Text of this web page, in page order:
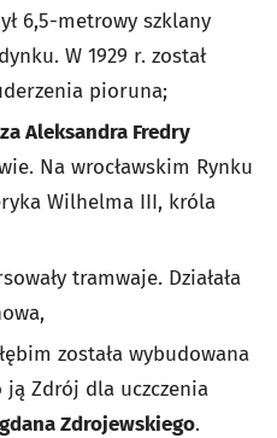
6,5-metrowy szklany
W 1929 r. został
pioruna;
Aleksandra Fredry
Na wrocławskim Rynku
Wilhelma III, króla
tramwaje. Działała
została wybudowana
ją Zdrój dla uczczenia
Zdrojewskiego.